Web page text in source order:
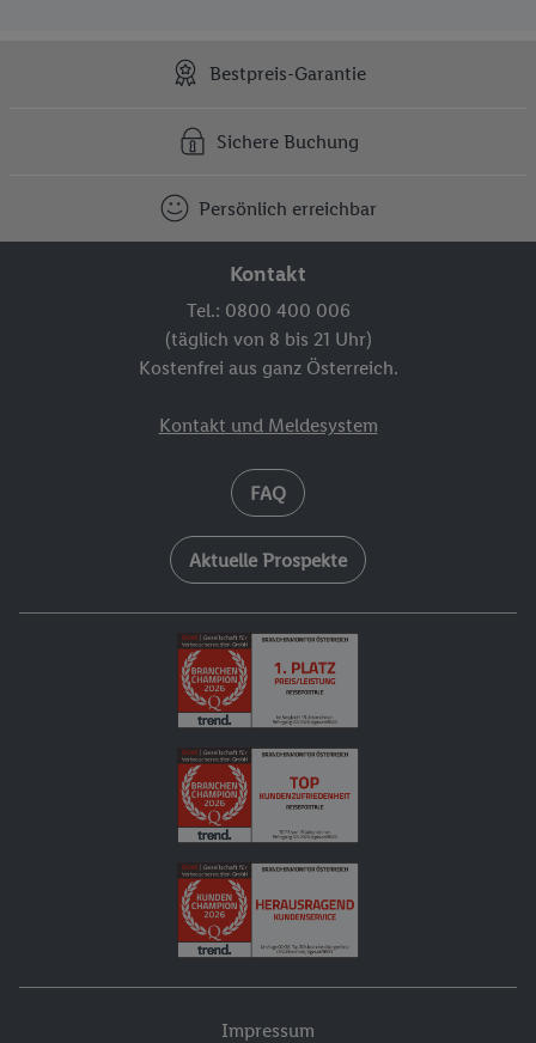
Bestpreis-Garantie
Sichere Buchung
Persönlich erreichbar
Kontakt
Tel.: 0800 400 006
(täglich von 8 bis 21 Uhr)
Kostenfrei aus ganz Österreich.
Kontakt und Meldesystem
FAQ
Aktuelle Prospekte
Impressum